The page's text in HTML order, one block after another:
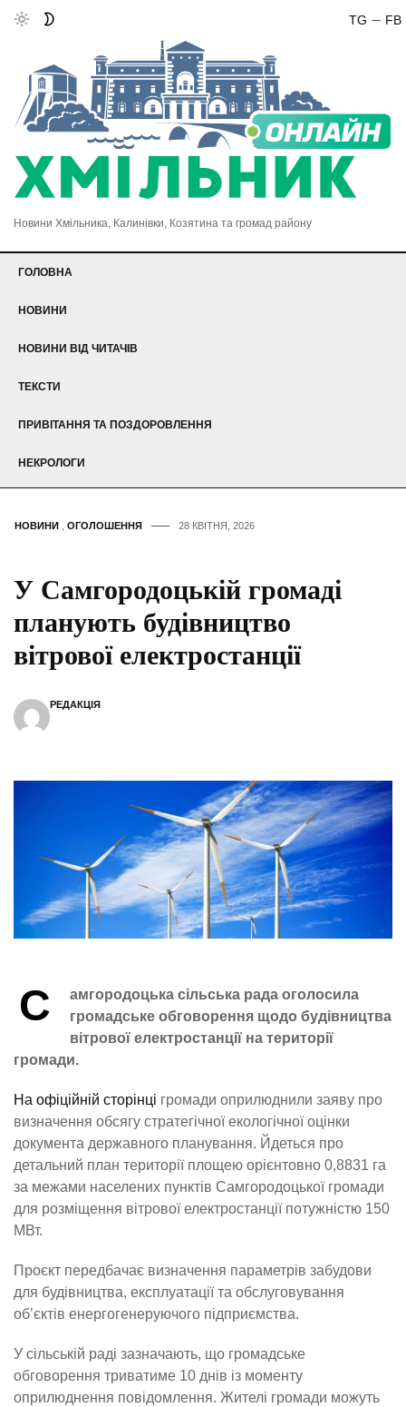
FB
TG
Новини Хмільника, Калинівки, Козятина та громад району
ГОЛОВНА
НОВИНИ
НОВИНИ ВІД ЧИТАЧІВ
ТЕКСТИ
ПРИВІТАННЯ ТА ПОЗДОРОВЛЕННЯ
НЕКРОЛОГИ
НОВИНИ ОГОЛОШЕННЯ 28 КВІТНЯ, 2026
У Самгородоцькій громаді
планують будівництво
вітрової електростанції
РЕДАКЦІЯ
С
амгородоцька сільська рада оголосила
громадське обговорення щодо будівництва
вітрової електростанції на території
громади.
На офіційній сторінці громади оприлюднили заяву про
визначення обсягу стратегічної екологічної оцінки
документа державного планування. Йдеться про
детальний план території площею орієнтовно 0,8831 га
за межами населених пунктів Самгородоцької громади
для розміщення вітрової електростанції потужністю 150
МВт.
Проєкт передбачає визначення параметрів забудови
для будівництва, експлуатації та обслуговування
об’єктів енергогенеруючого підприємства.
У сільській раді зазначають, що громадське
обговорення триватиме 10 днів із моменту
оприлюднення повідомлення. Жителі громади можуть